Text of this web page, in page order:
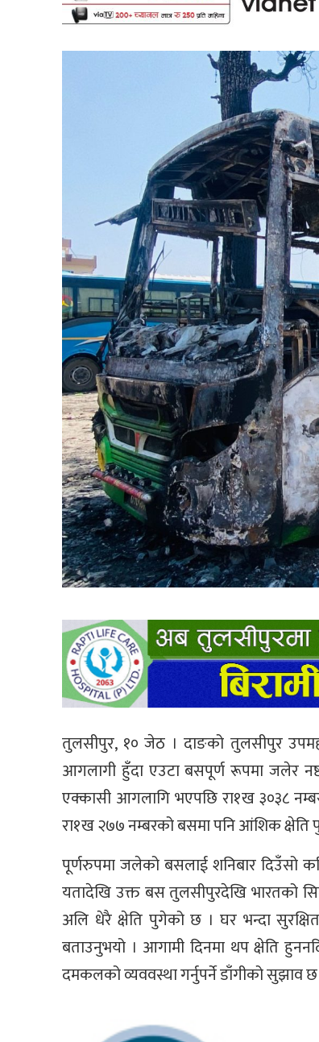
तुलसीपुर, १० जेठ । दाङको तुलसीपुर
आगलागी हुँदा एउटा बसपूर्ण रूपमा जलेर
एक्कासी आगलागि भएपछि रा१ख ३०३८
रा१ख २७७ नम्बरको बसमा पनि आंशिक क्षेति
पूर्णरुपमा जलेको बसलाई शनिबार दिउँसो
यतादेखि उक्त बस तुलसीपुरदेखि भारतको
अलि धेरै क्षेति पुगेको छ । घर भन्दा
बताउनुभयो । आगामी दिनमा थप क्षेति
दमकलको व्यववस्था गर्नुपर्ने डाँगीको सुझाव छ